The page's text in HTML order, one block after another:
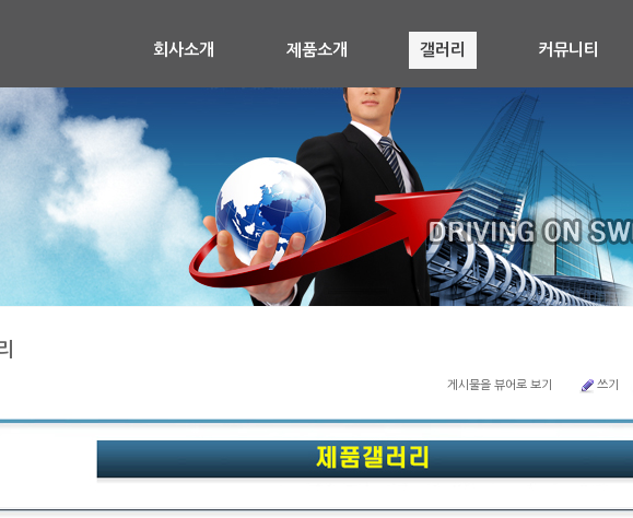
회사소개 제품소개 갤러리 커뮤니티
게시물을 뷰어로 보기 쓰기